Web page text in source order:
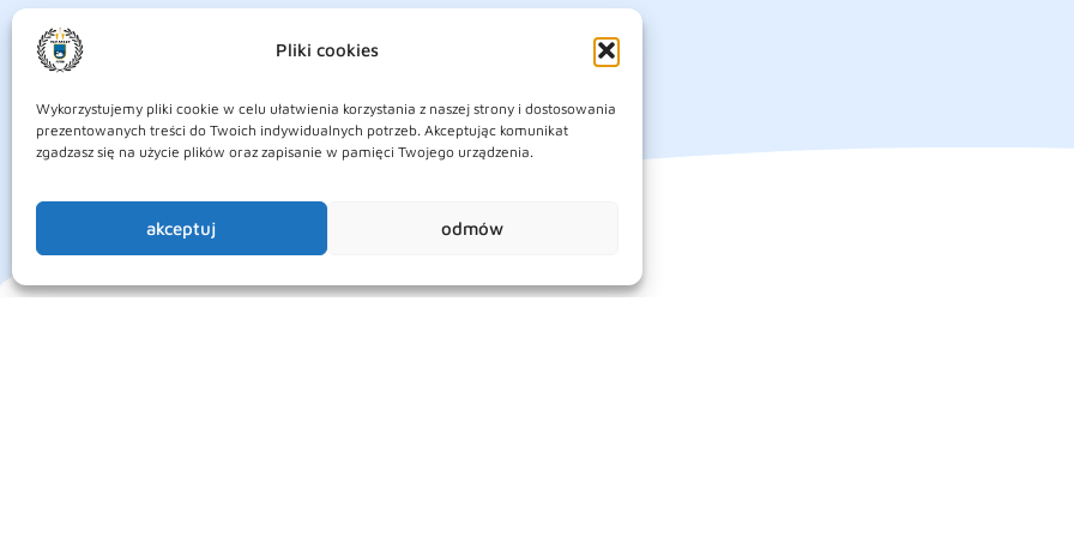
Pliki cookies
Wykorzystujemy pliki cookie w celu ułatwienia korzystania z naszej strony i dostosowania
prezentowanych treści do Twoich indywidualnych potrzeb. Akceptując komunikat
zgadzasz się na użycie plików oraz zapisanie w pamięci Twojego urządzenia.
akceptuj odmów